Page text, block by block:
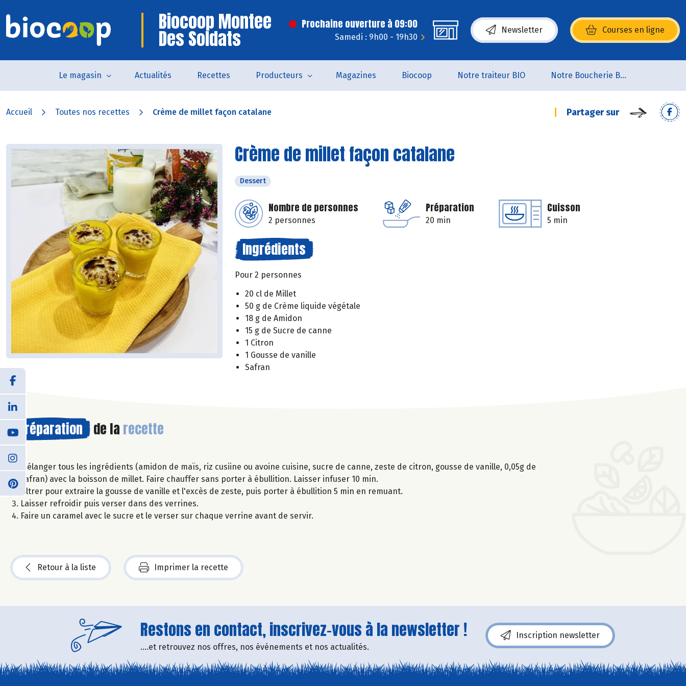
Biocoop Montee
Des Soldats
Prochaine ouverture à 09:00
Samedi : 9h00 - 19h30
Newsletter Courses en ligne
(s’ouvre dans une nouvelle fenêtre)
Le magasin Actualités Recettes Producteurs Magazines Biocoop Notre traiteur BIO Notre Boucherie BIO
Accueil Toutes nos recettes Crème de millet façon catalane Partager sur
Crème de millet façon catalane
Dessert
Nombre de personnes
2 personnes
Préparation
20 min
Cuisson
5 min
Ingrédients
Pour 2 personnes
20 cl de Millet
50 g de Crème liquide végétale
18 g de Amidon
15 g de Sucre de canne
1 Citron
1 Gousse de vanille
Safran
Préparation de la recette
Mélanger tous les ingrédients (amidon de maïs, riz cusiine ou avoine cuisine, sucre de canne, zeste de citron, gousse de vanille, 0,05g de
safran) avec la boisson de millet. Faire chauffer sans porter à ébullition. Laisser infuser 10 min.
Filtrer pour extraire la gousse de vanille et l'excès de zeste, puis porter à ébullition 5 min en remuant.
Laisser refroidir puis verser dans des verrines.
Faire un caramel avec le sucre et le verser sur chaque verrine avant de servir.
Retour à la liste Imprimer la recette
Restons en contact, inscrivez-vous à la newsletter !
....et retrouvez nos offres, nos événements et nos actualités.
Inscription newsletter